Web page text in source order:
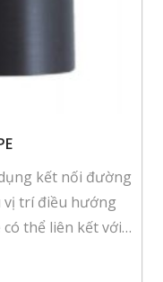
kết nối đường
vị trí điều hướng
thể liên kết với